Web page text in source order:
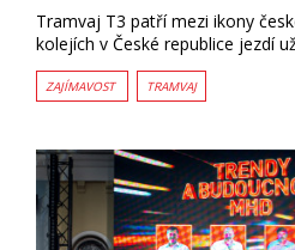
Tramvaj T3 patří mezi ikony
kolejích v České republice jezdí
ZAJÍMAVOST TRAMVAJ